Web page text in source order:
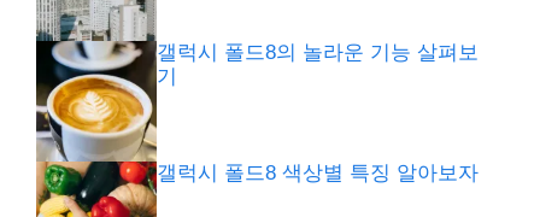
갤럭시 폴드8의 놀라운 기능 살펴보
기
갤럭시 폴드8 색상별 특징 알아보자